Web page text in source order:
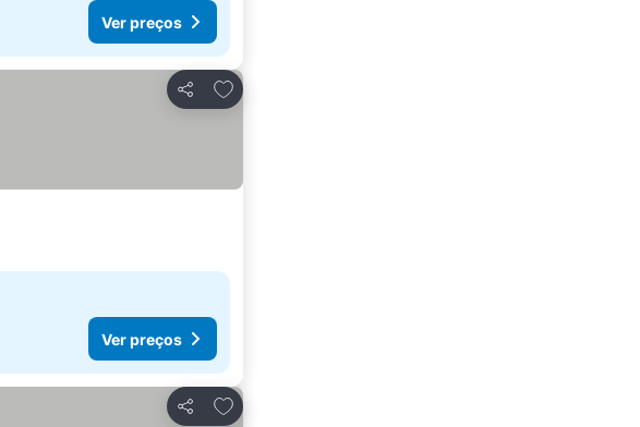
Ver preços
Partilhar
Adicionar aos favoritos
Ver preços
Partilhar
Adicionar aos favoritos